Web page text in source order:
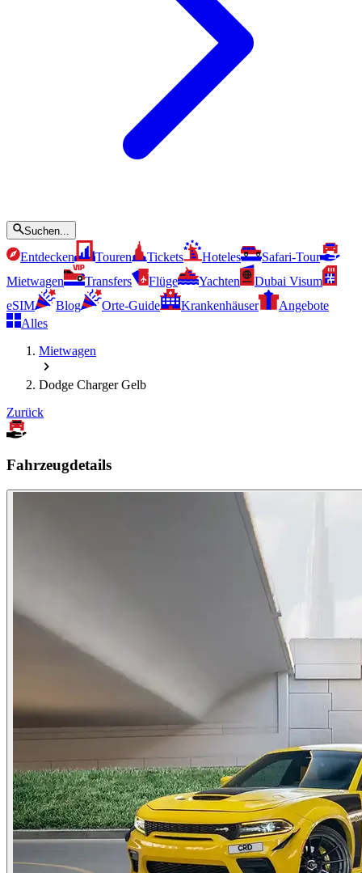
Suchen...
Entdecken Touren Tickets Hoteles
Safari-Tour
Mietwagen
Transfers Flüge Yachten
Dubai Visum
eSIM
Blog Orte-Guide Krankenhäuser
Angebote
Alles
Mietwagen
Dodge Charger Gelb
Zurück
Fahrzeugdetails